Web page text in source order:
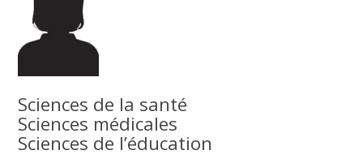
Sciences de la santé
Sciences médicales
Sciences de l’éducation